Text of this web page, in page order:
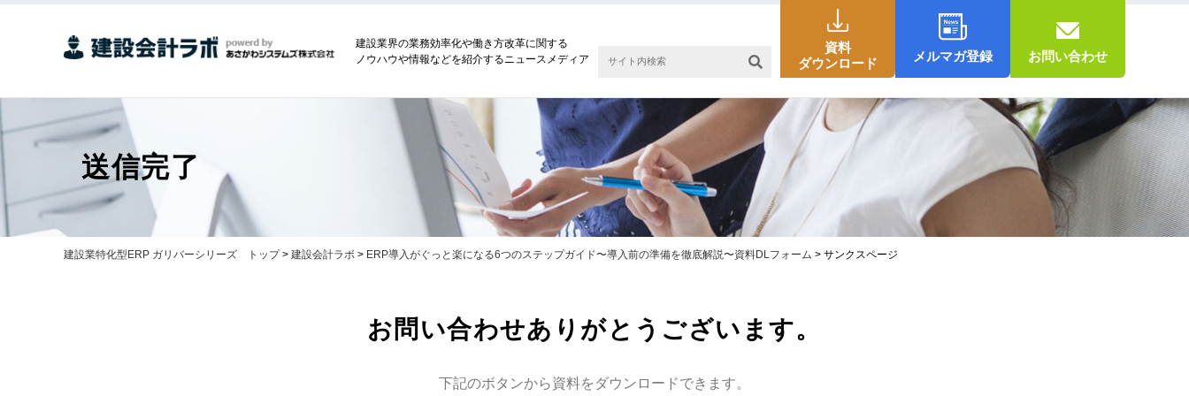
建設業界の業務効率化や働き方改革に関する
ノウハウや情報などを紹介するニュースメディア
資料
ダウンロード
メルマガ登録 お問い合わせ
送信完了
建設業特化型ERP ガリバーシリーズ トップ> 建設会計ラボ > ERP導入がぐっと楽になる6つのステップガイド〜導入前の準備を徹底解説〜資料DLフォーム > サンクスページ
お問い合わせありがとうございます。
下記のボタンから資料をダウンロードできます。